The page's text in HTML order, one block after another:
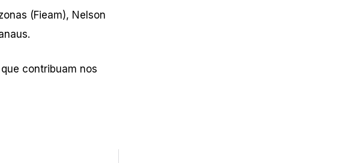
(Fieam), Nelson
contribuam nos